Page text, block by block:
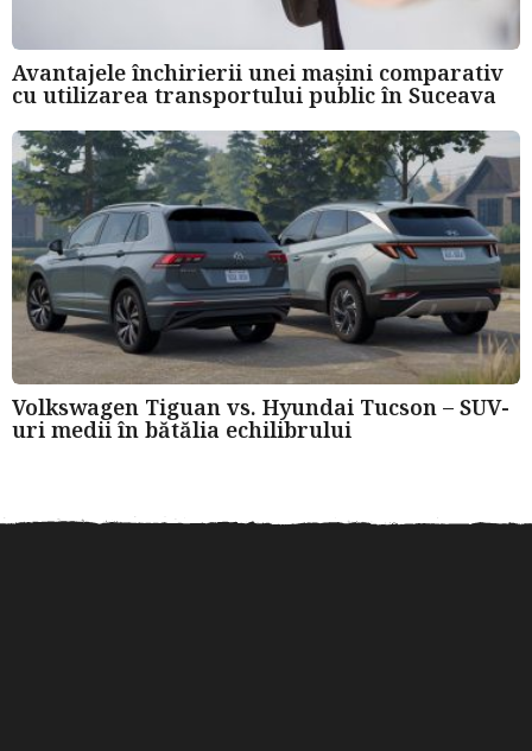
Avantajele închirierii unei mașini comparativ
cu utilizarea transportului public în Suceava
Volkswagen Tiguan vs. Hyundai Tucson – SUV-
uri medii în bătălia echilibrului